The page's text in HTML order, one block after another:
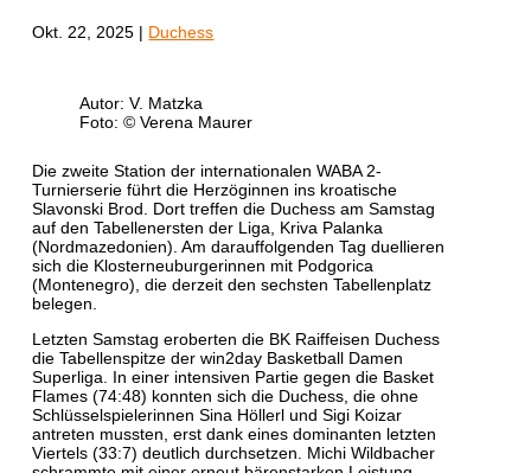
Okt. 22, 2025 | Duchess
Autor: V. Matzka
Foto: © Verena Maurer
Die zweite Station der internationalen WABA 2-
Turnierserie führt die Herzöginnen ins kroatische
Slavonski Brod. Dort treffen die Duchess am Samstag
auf den Tabellenersten der Liga, Kriva Palanka
(Nordmazedonien). Am darauffolgenden Tag duellieren
sich die Klosterneuburgerinnen mit Podgorica
(Montenegro), die derzeit den sechsten Tabellenplatz
belegen.
Letzten Samstag eroberten die BK Raiffeisen Duchess
die Tabellenspitze der win2day Basketball Damen
Superliga. In einer intensiven Partie gegen die Basket
Flames (74:48) konnten sich die Duchess, die ohne
Schlüsselspielerinnen Sina Höllerl und Sigi Koizar
antreten mussten, erst dank eines dominanten letzten
Viertels (33:7) deutlich durchsetzen. Michi Wildbacher